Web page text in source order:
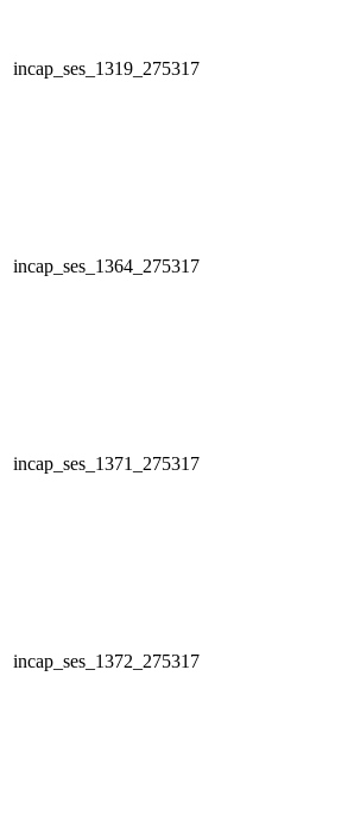
incap_ses_1319_275317
incap_ses_1364_275317
incap_ses_1371_275317
incap_ses_1372_275317